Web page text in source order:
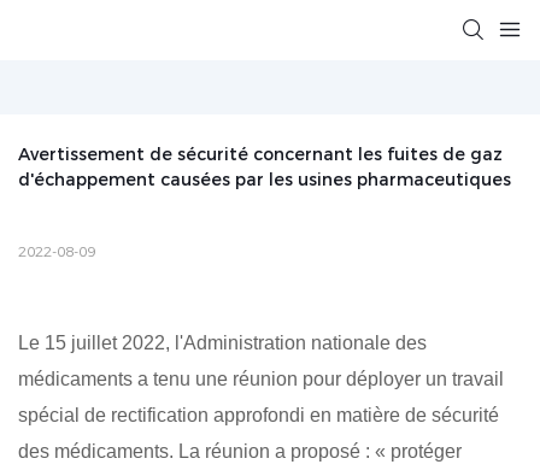
Avertissement de sécurité concernant les fuites de gaz
d'échappement causées par les usines pharmaceutiques
2022-08-09
Le 15 juillet 2022, l'Administration nationale des
médicaments a tenu une réunion pour déployer un travail
spécial de rectification approfondi en matière de sécurité
des médicaments. La réunion a proposé : « protéger